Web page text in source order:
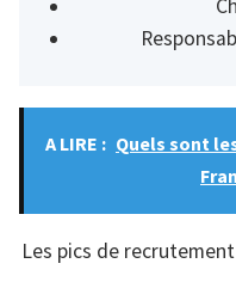
A LIRE : Quels sont
Les pics de